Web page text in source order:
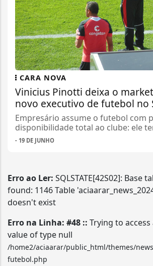
CARA NOVA
Vinicius Pinotti deixa o
novo executivo de futebol no
Empresário assume o futebol com
disponibilidade total ao clube: ele
- 19 DE JUNHO
Erro ao Ler: SQLSTATE[42S02]: Base
found: 1146 Table
doesn't exist
Erro na Linha: #48 :: Trying to
value of type null
/home2/aciaarar/public_html/themes/
futebol.php